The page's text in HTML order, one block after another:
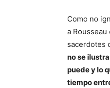
Como no
a
sacerdotes
no se
puede y lo
tiempo